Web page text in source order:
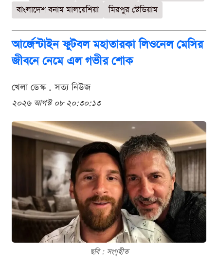
বাংলাদেশ বনাম মালয়েশিয়া
মিরপুর স্টেডিয়াম
আর্জেন্টাইন ফুটবল মহাতারকা লিওনেল মেসির
জীবনে নেমে এল গভীর শোক
খেলা ডেস্ক . সত্য নিউজ
২০২৬ আগস্ট ০৮ ২০:৩০:১৩
ছবি : সংগৃহীত